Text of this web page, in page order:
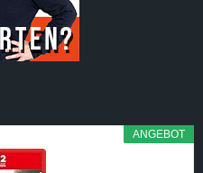
ANGEBOT